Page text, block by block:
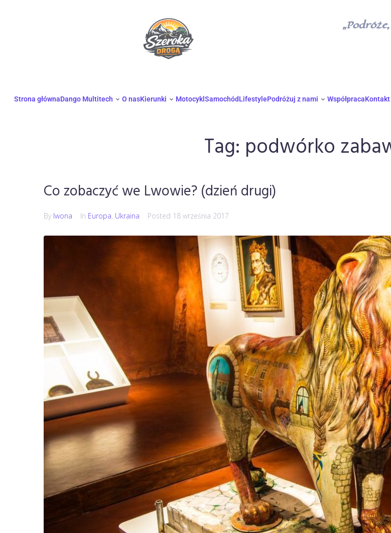
Strona głównaDango Multitech O nasKierunki Motocykl SamochódLifestylePodróżuj z nami WspółpracaKontakt
Tag: podwórko
Co zobaczyć we Lwowie? (dzień drugi)
By Iwona In Europa, Ukraina Posted 18 września 2017